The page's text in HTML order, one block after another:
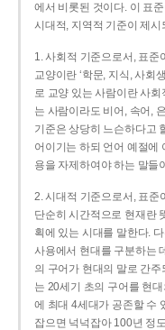
에서 비롯된 것이다. 이 표
시대적, 지역적 기준이 제시
1. 사회적 기준으로서, 표준
교양이란 ‘학문, 지식, 사회
로 교양 있는 사람이란 사
는 사람이라도 비어, 속어,
기준은 상당히 느슨하다고
어이기는 하되 언어 예절에
용을 자제하여야 하는 말들
2. 시대적 기준으로서, 표준
단순히 시간적으로 현재란
획에 있는 시대를 말한다.
사용에서 현대를 구분하는
의 구어가 현대의 말로 간
는 20세기 초의 구어를 현
에 최대 4세대가 공존할 수
잡으면 넉넉잡아 100년 정